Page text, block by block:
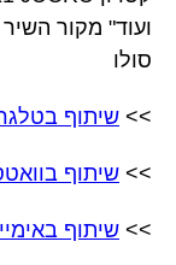
סולו
>> שיתוף
>> שיתוף
>> שיתוף